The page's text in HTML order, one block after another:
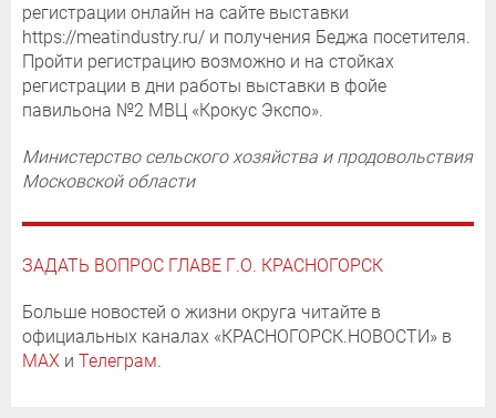
регистрации онлайн на сайте выставки
https://meatindustry.ru/ и получения Беджа посетителя.
Пройти регистрацию возможно и на стойках
регистрации в дни работы выставки в фойе
павильона №2 МВЦ «Крокус Экспо».
Министерство сельского хозяйства и продовольствия
Московской области
ЗАДАТЬ ВОПРОС ГЛАВЕ Г.О. КРАСНОГОРСК
Больше новостей о жизни округа читайте в
официальных каналах «КРАСНОГОРСК.НОВОСТИ» в
MAX и Телеграм.